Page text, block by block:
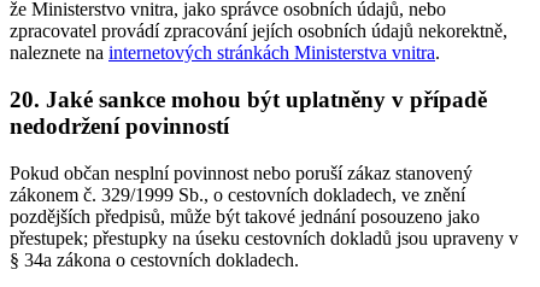
že Ministerstvo vnitra, jako správce osobních údajů, nebo
zpracovatel provádí zpracování jejích osobních údajů nekorektně,
naleznete na internetových stránkách Ministerstva vnitra.
20. Jaké sankce mohou být uplatněny v případě
nedodržení povinností
Pokud občan nesplní povinnost nebo poruší zákaz stanovený
zákonem č. 329/1999 Sb., o cestovních dokladech, ve znění
pozdějších předpisů, může být takové jednání posouzeno jako
přestupek; přestupky na úseku cestovních dokladů jsou upraveny v
§ 34a zákona o cestovních dokladech.